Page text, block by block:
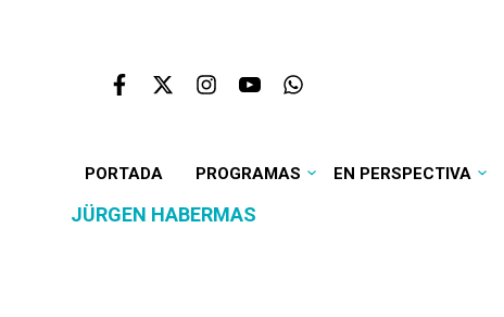
PORTADA PROGRAMAS EN PERSPECTIVA
JÜRGEN HABERMAS